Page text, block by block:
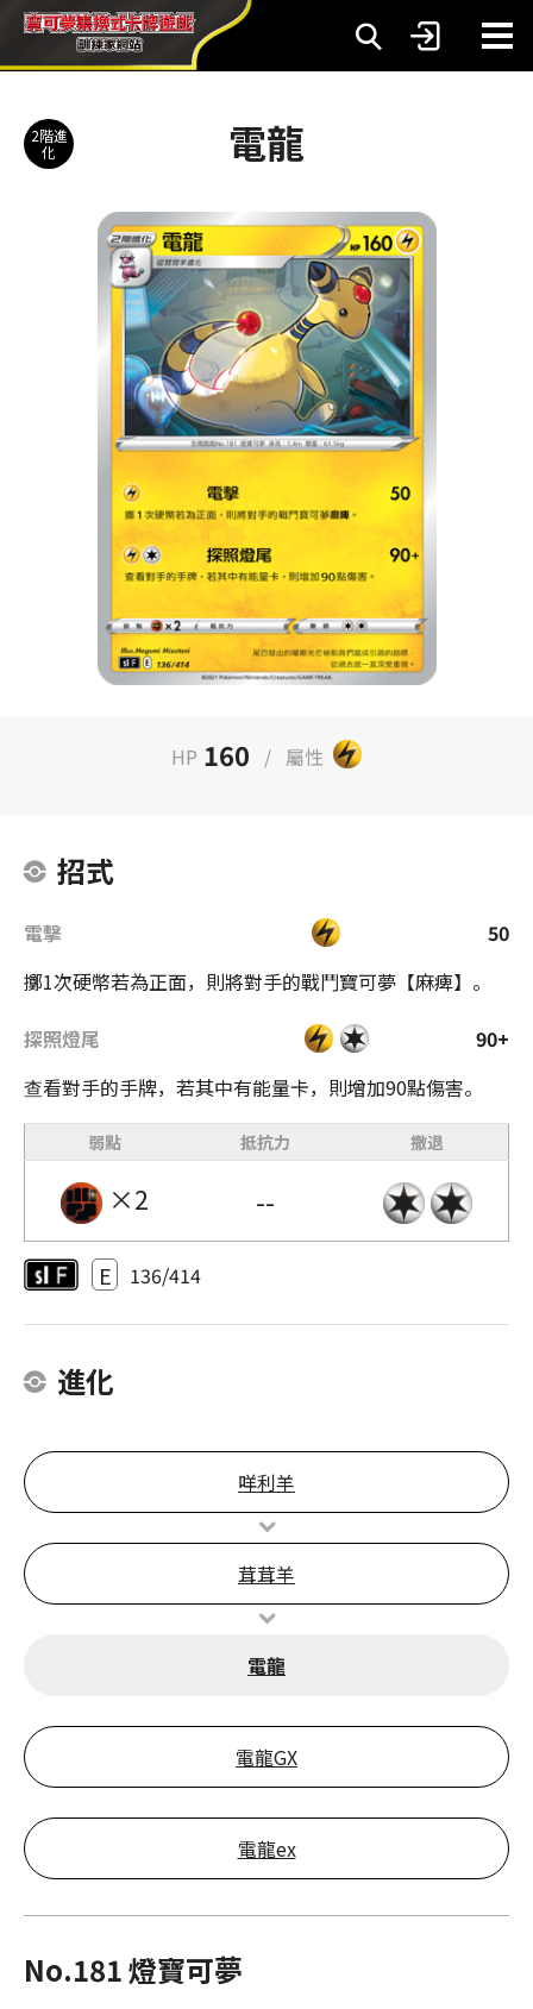
2階進
化
電龍
HP 160 / 屬性
招式
電擊
50
擲1次硬幣若為正面，則將對手的戰鬥寶可夢【麻痺】。
探照燈尾
90+
查看對手的手牌，若其中有能量卡，則增加90點傷害。
弱點 抵抗力 撤退
×2 --
E 136/414
進化
咩利羊
茸茸羊
電龍
電龍GX
電龍ex
No.181 燈寶可夢